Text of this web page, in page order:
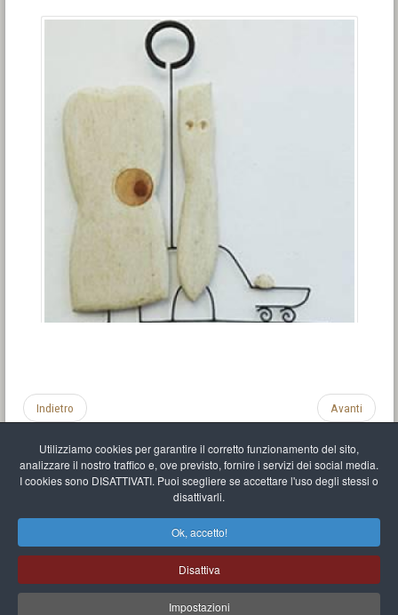
Utilizziamo cookies per garantire il corretto funzionamento del sito,
analizzare il nostro traffico e, ove previsto, fornire i servizi dei social media.
I cookies sono DISATTIVATI. Puoi scegliere se accettare l'uso degli stessi o
disattivarli.
Ok, accetto!
Disattiva
Impostazioni
Indietro Avanti
Mappa del sito
Mr Balthasar Brennenstuhl
Artista scultore e pittore
Quai Séverine Résidence Navy Club / 17 83430 Saint-Mandrier-sur-Mer,Provence-
Alpes-Côte d'Azur-France